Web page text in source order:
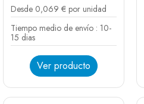
Desde 0,069 € por unidad
Tiempo medio de envío : 10-
15 dias
Ver producto